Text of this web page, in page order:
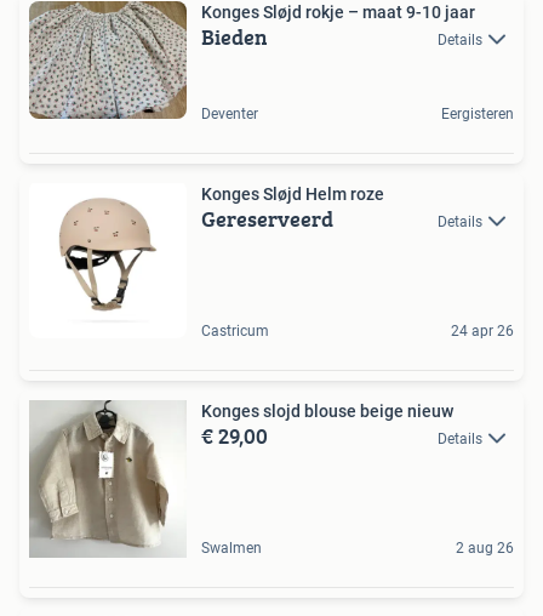
Konges Sløjd rokje – maat 9-10 jaar
Bieden Details
Deventer Eergisteren
Konges Sløjd Helm roze
Gereserveerd Details
Castricum 24 apr 26
Konges slojd blouse beige nieuw
€ 29,00 Details
Swalmen 2 aug 26